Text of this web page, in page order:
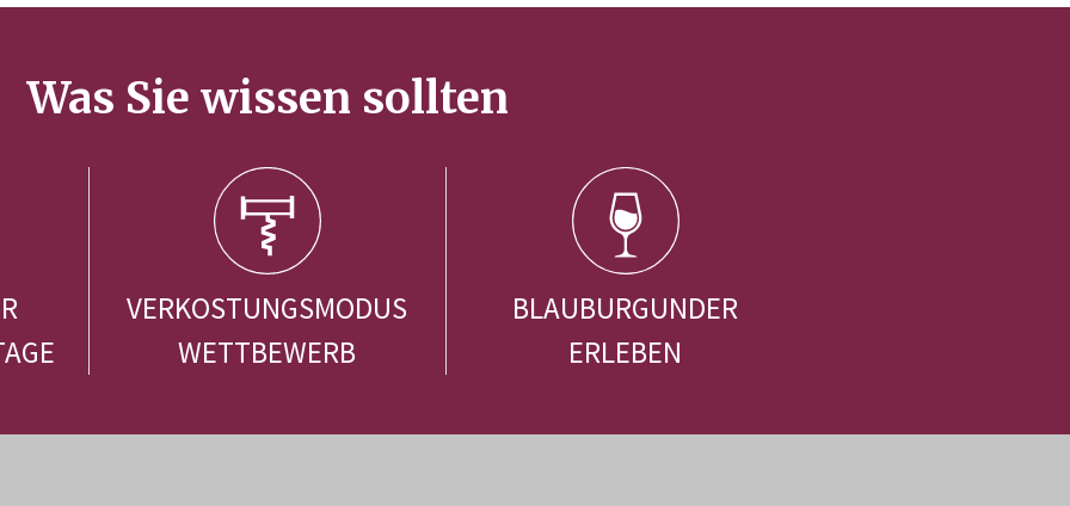
Was Sie wissen sollten
VERKOSTUNGSMODUS
WETTBEWERB
BLAUBURGUNDER
ERLEBEN